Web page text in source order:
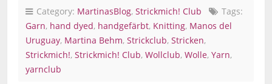
Category: MartinasBlog, Strickmich! Club
Tags:
Garn, hand dyed, handgefärbt, Knitting, Manos del
Uruguay, Martina Behm, Strickclub, Stricken,
Strickmich!, Strickmich! Club, Wollclub, Wolle, Yarn,
yarnclub